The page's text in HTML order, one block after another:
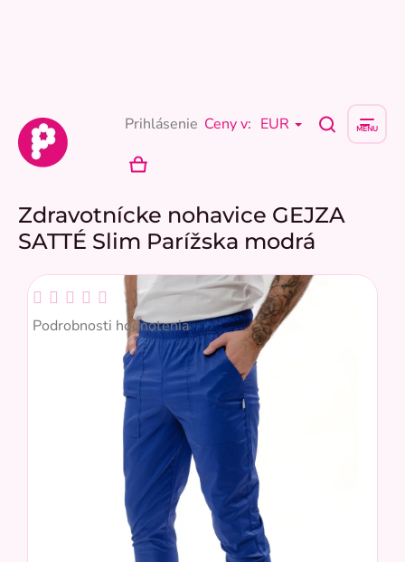
Ceny v: EUR
Prihlásenie
NÁKUPNÝ
Zdravotnícke nohavice GEJZA
SATTÉ Slim Parížska modrá
Priemerné
hodnotenie
Podrobnosti hodnotenia